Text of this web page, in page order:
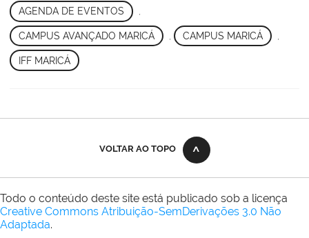
AGENDA DE EVENTOS ,
CAMPUS AVANÇADO MARICÁ CAMPUS MARICÁ
IFF MARICÁ
VOLTAR AO TOPO
Todo o conteúdo deste site está publicado sob a licença
Creative Commons Atribuição-SemDerivações 3.0 Não
Adaptada.